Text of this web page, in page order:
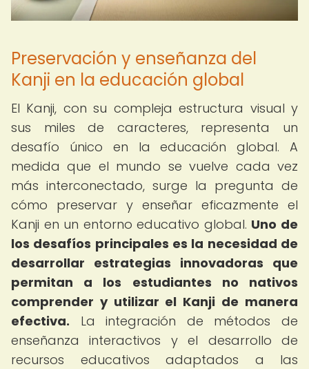
Preservación y enseñanza del
Kanji en la educación global
El Kanji, con su compleja estructura visual y
sus miles de caracteres, representa un
desafío único en la educación global. A
medida que el mundo se vuelve cada vez
más interconectado, surge la pregunta de
cómo preservar y enseñar eficazmente el
Kanji en un entorno educativo global. Uno de
los desafíos principales es la necesidad de
desarrollar estrategias innovadoras que
permitan a los estudiantes no nativos
comprender y utilizar el Kanji de manera
efectiva. La integración de métodos de
enseñanza interactivos y el desarrollo de
recursos educativos adaptados a las